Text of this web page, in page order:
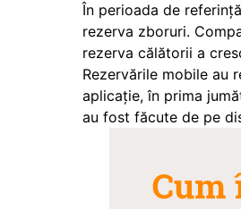
În perioada de
rezerva zboruri.
rezerva călătorii a
Rezervările mobile au
aplicație, în prima
au fost făcute de pe